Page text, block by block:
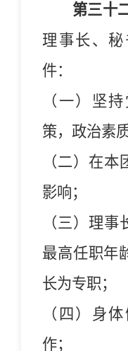
第三十
理事长、
件：
（一）坚
策，政治素
（二）在
影响；
（三）理
最高任职年
长为专职；
（四）身
作；